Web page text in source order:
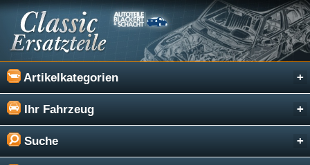
Artikelkategorien
Ihr Fahrzeug
Suche